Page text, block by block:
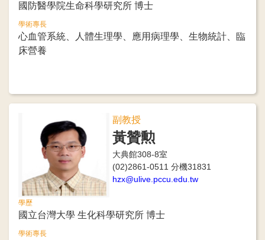
國防醫學院生命科學研究所 博士
學術專長
心血管系統、人體生理學、應用病理學、生物統計、臨
床營養
副教授
黃贊勲
大典館308-8室
(02)2861-0511 分機31831
hzx@ulive.pccu.edu.tw
學歷
國立台灣大學 生化科學研究所 博士
學術專長